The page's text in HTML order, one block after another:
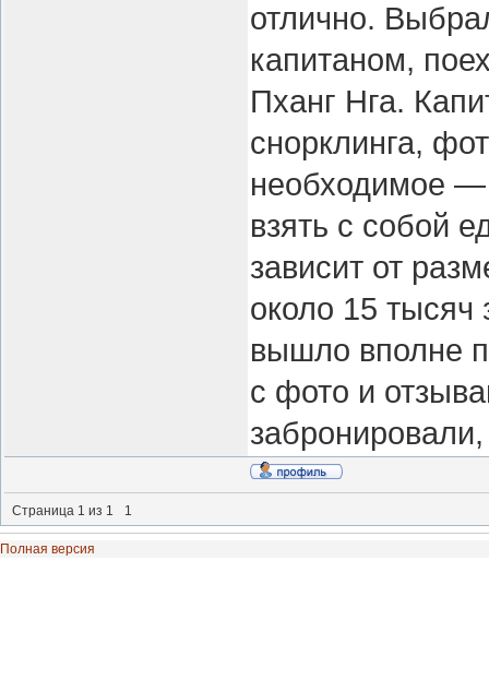
отлично.
капитаном,
Пханг Нга.
снорклинга,
необходимое
взять с собой
зависит от
около 15
вышло вполне
с фото и
Страница 1 из 1 1
Полная версия